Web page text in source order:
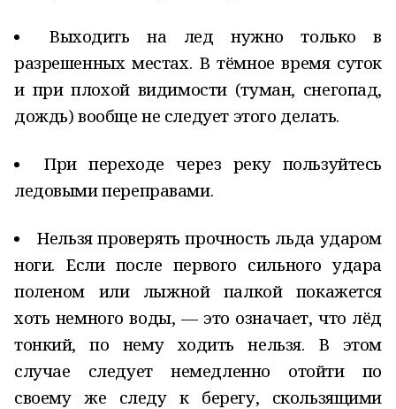
Выходить на лед нужно только в
разрешенных местах. В тёмное время суток
и при плохой видимости (туман, снегопад,
дождь) вообще не следует этого делать.
При переходе через реку пользуйтесь
ледовыми переправами.
Нельзя проверять прочность льда ударом
ноги. Если после первого сильного удара
поленом или лыжной палкой покажется
хоть немного воды, — это означает, что лёд
тонкий, по нему ходить нельзя. В этом
случае следует немедленно отойти по
своему же следу к берегу, скользящими